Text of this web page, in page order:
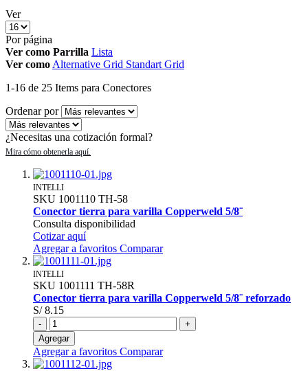
Ver
Por página
Ver como Parrilla Lista
Ver como Alternative Grid Standart Grid
1-16 de 25 Items para Conectores
Ordenar por
¿Necesitas una cotización formal?
INTELLI
SKU 1001110 TH-58
Conector tierra para varilla Copperweld 5/8¨
Consulta disponibilidad
Cotizar aquí
Agregar a favoritos Comparar
INTELLI
SKU 1001111 TH-58R
Conector tierra para varilla Copperweld 5/8¨ reforzado
S/ 8.15
-
+
Agregar
Agregar a favoritos Comparar